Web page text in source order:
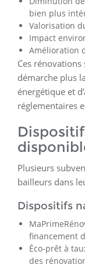
bien plus
Valorisation
Impact
Amélioration
Ces rénovations
démarche plus
énergétique et
réglementaires
Plusieurs
bailleurs dans
Dispositifs
financement
Éco-prêt à
des